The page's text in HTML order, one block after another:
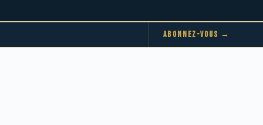
ABONNEZ-VOUS →